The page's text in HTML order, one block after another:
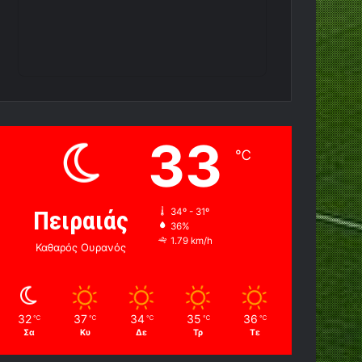
Πειραιάς
Καθαρός Ουρανός
33 ℃
34º - 31º
36%
1.79 km/h
32 ℃
Σα
37 ℃
Κυ
34 ℃
Δε
35 ℃
Τρ
36 ℃
Τε